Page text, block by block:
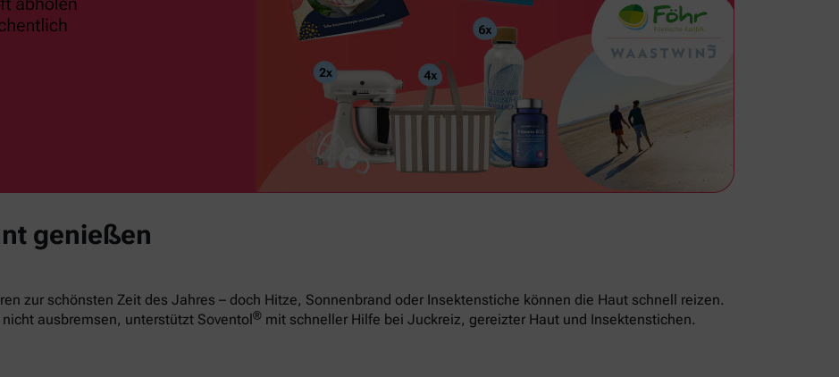
genießen
zur schönsten Zeit des Jahres – doch Hitze, Sonnenbrand oder Insektenstiche können die Haut schnell reizen.
ausbremsen, unterstützt Soventol® mit schneller Hilfe bei Juckreiz, gereizter Haut und Insektenstichen.